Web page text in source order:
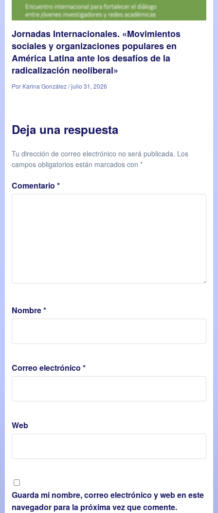
Jornadas Internacionales. «Movimientos
sociales y organizaciones populares en
América Latina ante los desafíos de la
radicalización neoliberal»
Por Karina González / julio 31, 2026
Deja una respuesta
Tu dirección de correo electrónico no será publicada. Los
campos obligatorios están marcados con *
Comentario *
Nombre*
Correo electrónico *
Web
Guarda mi nombre, correo electrónico y web en este
navegador para la próxima vez que comente.